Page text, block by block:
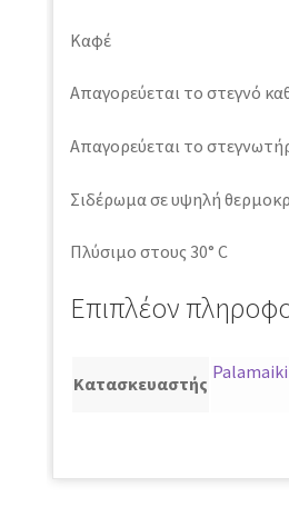
Καφέ
Απαγορεύεται το στεγνό
Απαγορεύεται το
Σιδέρωμα σε υψηλή
Πλύσιμο στους 30° C
Επιπλέον
Κατασκευαστής
Palamaiki